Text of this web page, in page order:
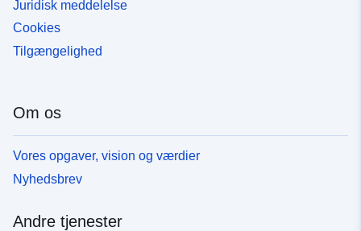
Juridisk meddelelse
Cookies
Tilgængelighed
Om os
Vores opgaver, vision og værdier
Nyhedsbrev
Andre tjenester